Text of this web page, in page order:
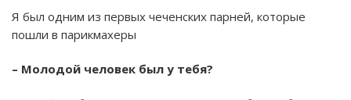
Я был одним из первых чеченских парней, которые
пошли в парикмахеры
– Молодой человек был у тебя?